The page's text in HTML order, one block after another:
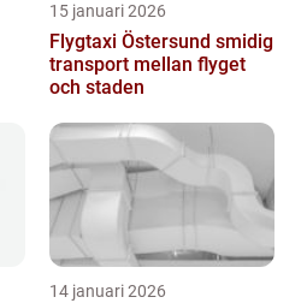
15 januari 2026
Flygtaxi Östersund smidig
transport mellan flyget
och staden
14 januari 2026